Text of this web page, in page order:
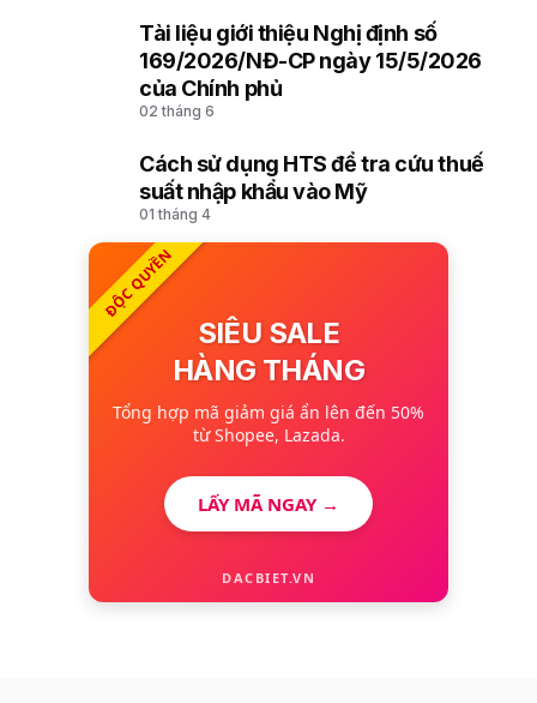
Tài liệu giới thiệu Nghị định số
169/2026/NĐ-CP ngày 15/5/2026
của Chính phủ
02 tháng 6
Cách sử dụng HTS để tra cứu thuế
suất nhập khẩu vào Mỹ
01 tháng 4
ĐỘC QUYỀN
SIÊU SALE
HÀNG THÁNG
Tổng hợp mã giảm giá ẩn lên đến 50%
từ Shopee, Lazada.
LẤY MÃ NGAY →
DACBIET.VN